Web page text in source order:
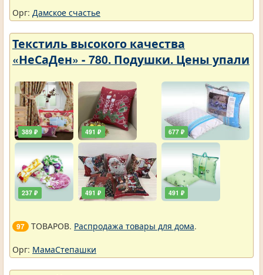
Орг: Дамское счастье
Текстиль высокого качества
«НеСаДен» - 780. Подушки. Цены упали
389 ₽
237 ₽
491 ₽
491 ₽
677 ₽
491 ₽
97 ТОВАРОВ. Распродажа товары для дома.
Орг: МамаСтепашки